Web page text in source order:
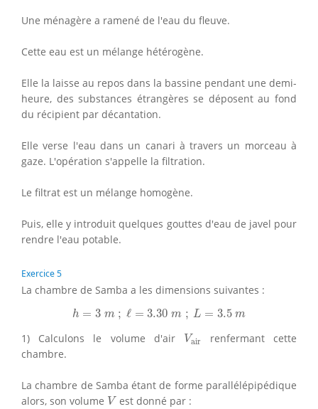
Une ménagère a ramené de l'eau du fleuve.
Cette eau est un mélange hétérogène.
Elle la laisse au repos dans la bassine pendant une demi-
heure, des substances étrangères se déposent au fond
du récipient par décantation.
Elle verse l'eau dans un canari à travers un morceau à
gaze. L'opération s'appelle la filtration.
Le filtrat est un mélange homogène.
Puis, elle y introduit quelques gouttes d'eau de javel pour
rendre l'eau potable.
Exercice 5
La chambre de Samba a les dimensions suivantes :
h = 3 m ; ℓ = 3.30 m ; L = 3.5 m
h= 3m ℓ 3.30 m; L =3.5 m
1) Calculons le volume d'air Vair
Vair
renfermant cette
chambre.
La chambre de Samba étant de forme parallélépipédique
alors, son volume V
V est donné par :